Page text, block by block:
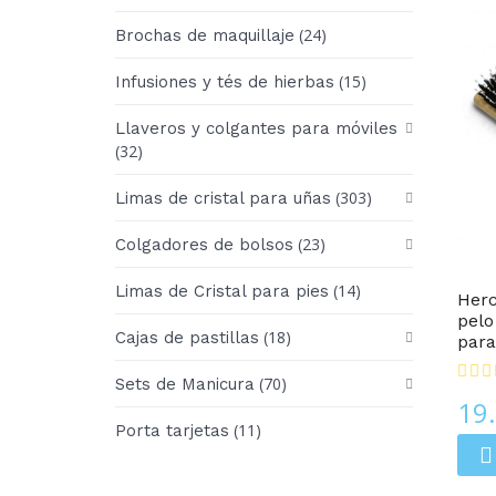
Brochas de maquillaje (24)
Infusiones y tés de hierbas (15)
Llaveros y colgantes para móviles
(32)
Limas de cristal para uñas (303)
Colgadores de bolsos (23)
Limas de Cristal para pies (14)
Cajas de pastillas (18)
Sets de Manicura (70)
Porta tarjetas (11)
Cepillos Para Cabello